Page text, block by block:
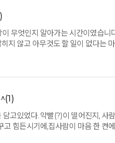
무엇인지 알아가는 시간이였습니
지 않고 아무것도 할 일이 없다는
일상을 조금 행복하게 지내렵니다.
(1)
고있었다. 약빨(?)이 떨어진지, 사
힘든시기에,집사람이 마음 한 켠
고 체험하며 내 삶의 궁극적 목표